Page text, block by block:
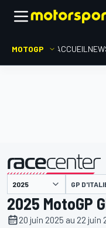
MOTOGP ACCUEIL
présenté par GP
2025 MotoGP
20 juin 2025 au 22 juin